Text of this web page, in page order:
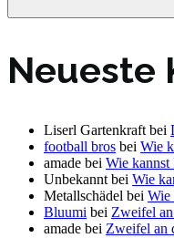
Neueste
Liserl Gartenkraft bei
football bros bei Wie
amade bei Wie kannst
Unbekannt bei Wie
Metallschädel bei Wie
Bluumi bei Zweifel
amade bei Zweifel an